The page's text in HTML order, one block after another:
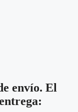
envío. El